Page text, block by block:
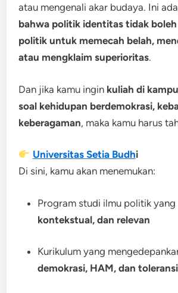
atau mengenali akar budaya. Ini
bahwa politik identitas tidak
politik untuk memecah belah,
atau mengklaim superioritas.
Dan jika kamu ingin kuliah di
soal kehidupan berdemokrasi,
keberagaman, maka kamu harus
Universitas Setia Budhi
Di sini, kamu akan menemukan:
Program studi ilmu politik yang
kontekstual, dan relevan
Kurikulum yang
demokrasi, HAM, dan toleransi